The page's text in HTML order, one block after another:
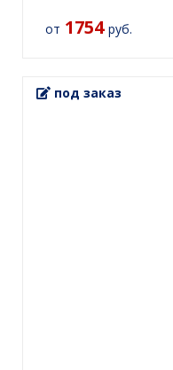
от 1754 руб.
под заказ